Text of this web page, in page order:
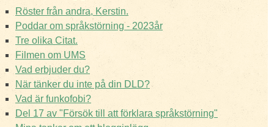
Röster från andra, Kerstin.
Poddar om språkstörning - 2023år
Tre olika Citat.
Filmen om UMS
Vad erbjuder du?
När tänker du inte på din DLD?
Vad är funkofobi?
Del 17 av "Försök till att förklara språkstörning"